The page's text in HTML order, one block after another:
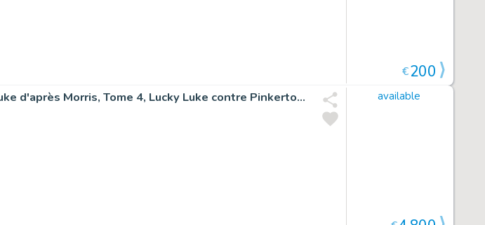
€200
Les aventures de Lucky Luke d'après Morris, Tome 4, Lucky Luke contre Pinkerton, Planche 35, 2010 available